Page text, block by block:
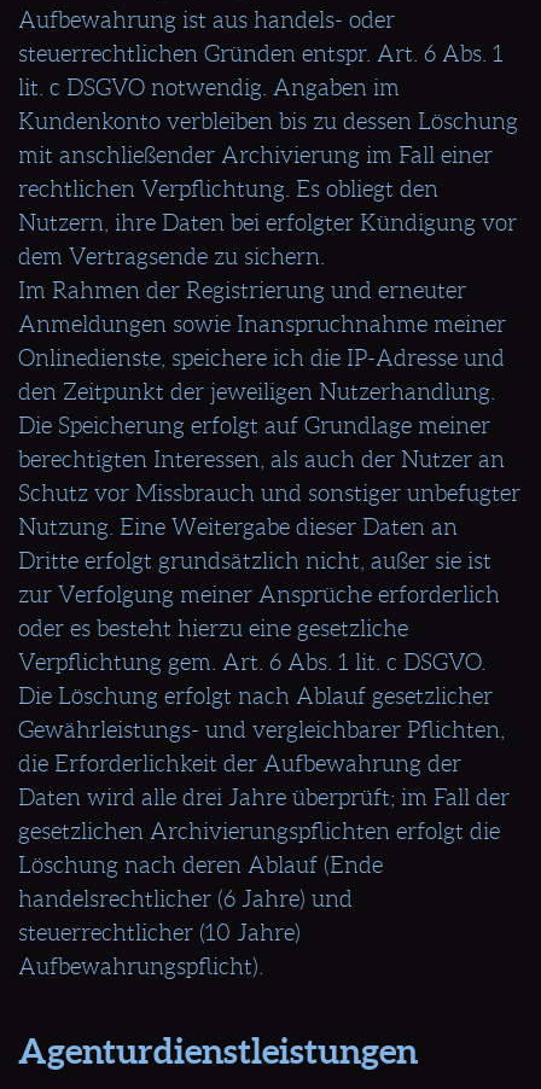
Aufbewahrung ist aus handels- oder
steuerrechtlichen Gründen entspr. Art. 6 Abs. 1
lit. c DSGVO notwendig. Angaben im
Kundenkonto verbleiben bis zu dessen Löschung
mit anschließender Archivierung im Fall einer
rechtlichen Verpflichtung. Es obliegt den
Nutzern, ihre Daten bei erfolgter Kündigung vor
dem Vertragsende zu sichern.
Im Rahmen der Registrierung und erneuter
Anmeldungen sowie Inanspruchnahme meiner
Onlinedienste, speichere ich die IP-Adresse und
den Zeitpunkt der jeweiligen Nutzerhandlung.
Die Speicherung erfolgt auf Grundlage meiner
berechtigten Interessen, als auch der Nutzer an
Schutz vor Missbrauch und sonstiger unbefugter
Nutzung. Eine Weitergabe dieser Daten an
Dritte erfolgt grundsätzlich nicht, außer sie ist
zur Verfolgung meiner Ansprüche erforderlich
oder es besteht hierzu eine gesetzliche
Verpflichtung gem. Art. 6 Abs. 1 lit. c DSGVO.
Die Löschung erfolgt nach Ablauf gesetzlicher
Gewährleistungs- und vergleichbarer Pflichten,
die Erforderlichkeit der Aufbewahrung der
Daten wird alle drei Jahre überprüft; im Fall der
gesetzlichen Archivierungspflichten erfolgt die
Löschung nach deren Ablauf (Ende
handelsrechtlicher (6 Jahre) und
steuerrechtlicher (10 Jahre)
Aufbewahrungspflicht).
Agenturdienstleistungen